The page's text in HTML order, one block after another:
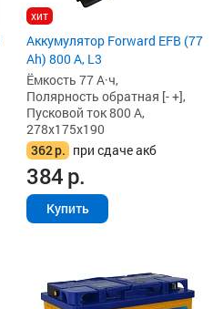
хит
Аккумулятор Forward EFB (77
Ah) 800 А, L3
Ёмкость 77 А·ч,
Полярность обратная [- +],
Пусковой ток 800 А,
278x175x190
362р. при сдаче акб
384р.
Купить